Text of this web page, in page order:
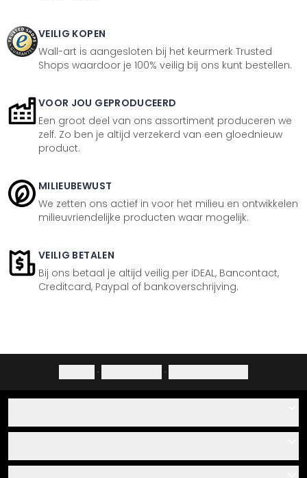
VEILIG KOPEN
Wall-art is aangesloten bij het keurmerk Trusted
Shops waardoor je 100% veilig bij ons kunt bestellen.
VOOR JOU GEPRODUCEERD
Een groot deel van ons assortiment produceren we
zelf. Zo ben je altijd verzekerd van een gloednieuw
product.
MILIEUBEWUST
We zetten ons actief in voor het milieu en ontwikkelen
milieuvriendelijke producten waar mogelijk.
VEILIG BETALEN
Bij ons betaal je altijd veilig per iDEAL, Bancontact,
Creditcard, Paypal of bankoverschrijving.
· ·
Over ons